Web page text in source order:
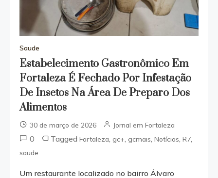
Saude
Estabelecimento Gastronômico Em
Fortaleza É Fechado Por Infestação
De Insetos Na Área De Preparo Dos
Alimentos
30 de março de 2026 Jornal em Fortaleza
0 Tagged Fortaleza gc+ gcmais Notícias R7
saude
Um restaurante localizado no bairro Álvaro